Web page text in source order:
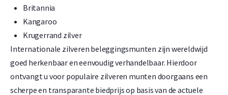
Argor Heraeus 10 gram goudbaar
1,50% onder spot
- +
€1.189,66
Britannia
Kangaroo
Krugerrand zilver
Internationale zilveren beleggingsmunten zijn wereldwijd
goed herkenbaar en eenvoudig verhandelbaar. Hierdoor
ontvangt u voor populaire zilveren munten doorgaans een
scherpe en transparante biedprijs op basis van de actuele